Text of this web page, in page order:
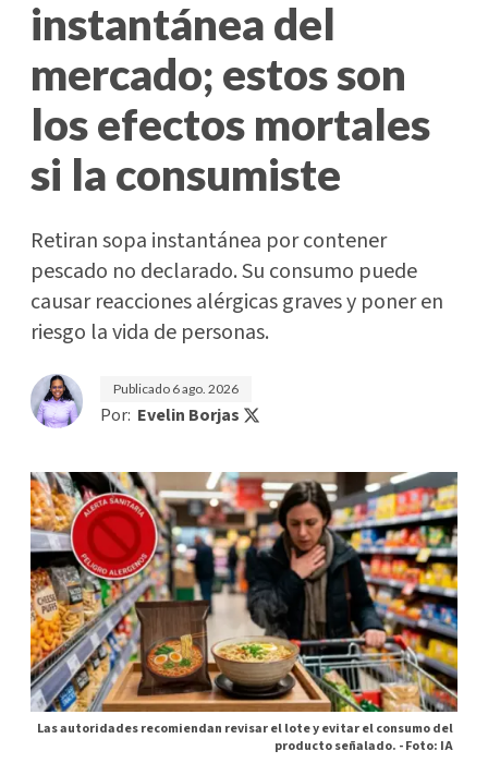
instantánea del
mercado; estos son
los efectos mortales
si la consumiste
Retiran sopa instantánea por contener
pescado no declarado. Su consumo puede
causar reacciones alérgicas graves y poner en
riesgo la vida de personas.
Publicado 6 ago. 2026
Por: Evelin Borjas
Las autoridades recomiendan revisar el lote y evitar el consumo del
producto señalado. -Foto: IA